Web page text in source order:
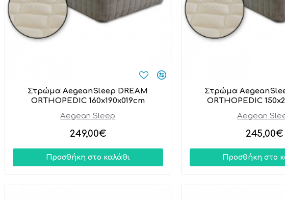
Aegean Sleep
Στρώμα AegeanSleep DREAM
ORTHOPEDIC 160x190x019cm
249,00€
Προσθήκη στο καλάθι
Aegean
Στρώμα
ORTHOPEDIC
245,00€
Προσθήκη στο